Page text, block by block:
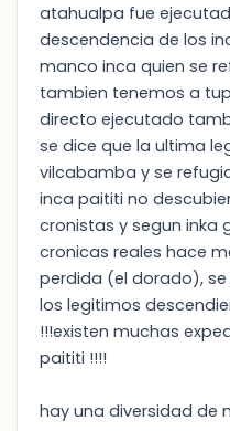
atahualpa fue
descendencia de los
manco inca quien se
tambien tenemos a
directo ejecutado
se dice que la ultima
vilcabamba y se
inca paititi no
cronistas y segun inka
cronicas reales hace
perdida (el dorado),
los legitimos
!!!existen muchas
paititi !!!!
hay una diversidad de